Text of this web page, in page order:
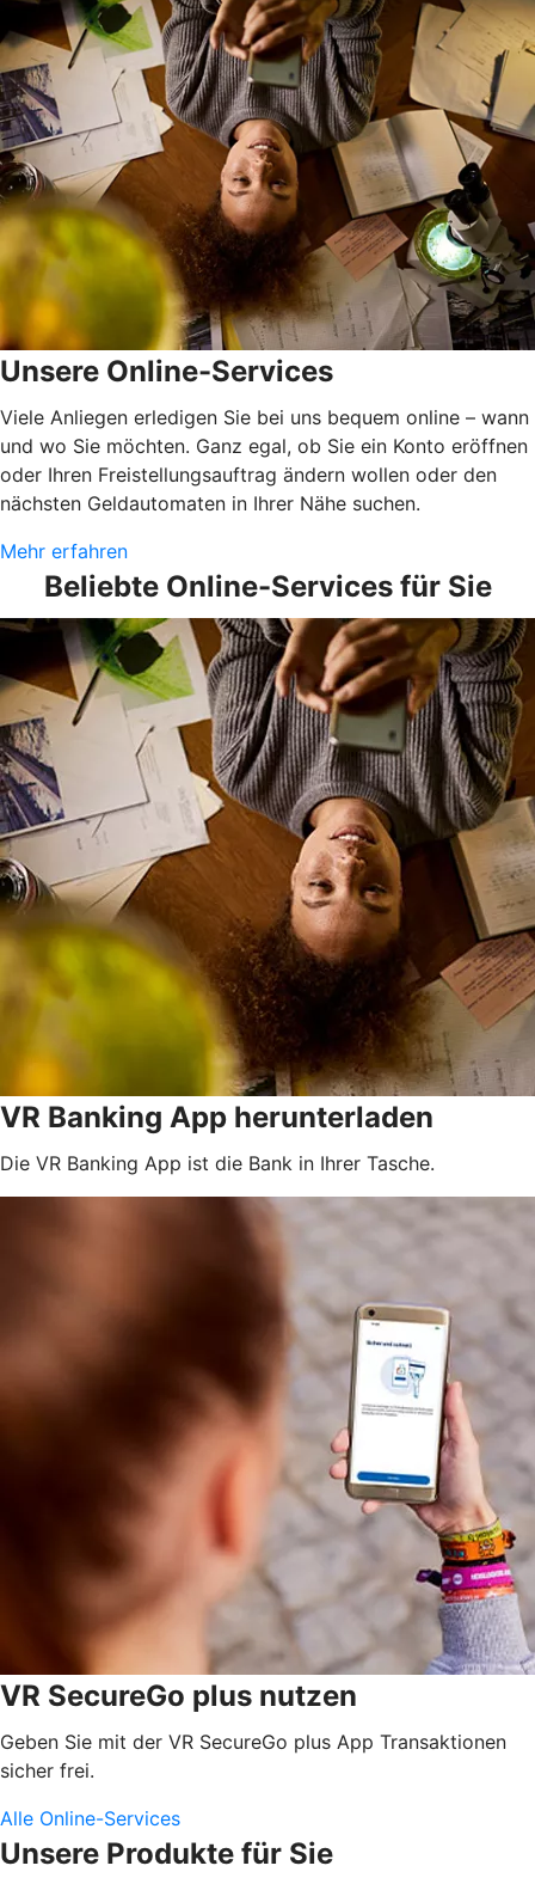
Unsere Online-Services
Viele Anliegen erledigen Sie bei uns bequem online – wann
und wo Sie möchten. Ganz egal, ob Sie ein Konto eröffnen
oder Ihren Freistellungsauftrag ändern wollen oder den
nächsten Geldautomaten in Ihrer Nähe suchen.
Mehr erfahren
Beliebte Online-Services für Sie
VR Banking App herunterladen
Die VR Banking App ist die Bank in Ihrer Tasche.
VR SecureGo plus nutzen
Geben Sie mit der VR SecureGo plus App Transaktionen
sicher frei.
Alle Online-Services
Unsere Produkte für Sie